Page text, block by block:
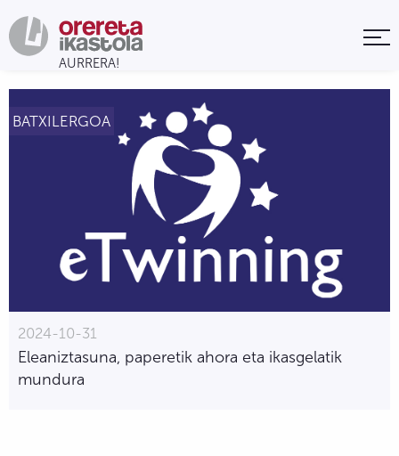
BATXILERGOA
2024-10-31
Eleaniztasuna, paperetik ahora eta ikasgelatik
mundura